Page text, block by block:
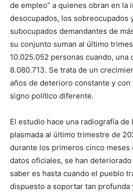
de empleo” a quienes obran en la
desocupados, los sobreocupados
subocupados demandantes de
su conjunto suman al último
10.025.052 personas cuando, una
8.080.713. Se trata de un
años de deterioro constante y
signo político diferente.
El estudio hace una radiografía de
plasmada al último trimestre de
durante los primeros cinco meses
datos oficiales, se han
saber es hasta cuando el pueblo
dispuesto a soportar tan